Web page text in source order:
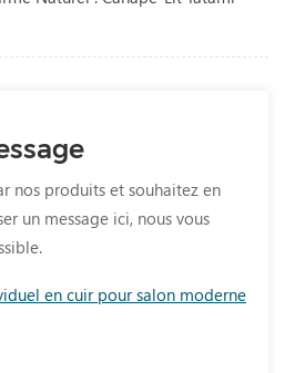
nos produits et souhaitez en
un message ici, nous vous
en cuir pour salon moderne